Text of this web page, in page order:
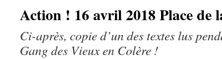
Action ! 16 avril 2018 Place de
Ci-après, copie d’un des textes lus
Gang des Vieux en Colère !